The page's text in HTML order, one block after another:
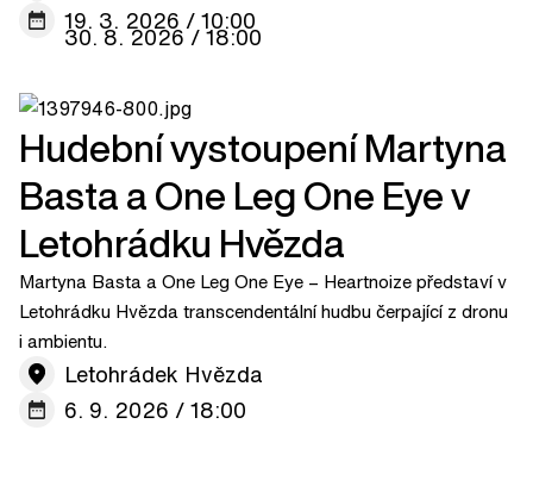
19. 3. 2026 / 10:00
30. 8. 2026 / 18:00
Hudební vystoupení Martyna
Basta a One Leg One Eye v
Letohrádku Hvězda
Martyna Basta a One Leg One Eye – Heartnoize představí v
Letohrádku Hvězda transcendentální hudbu čerpající z dronu
i ambientu.
Letohrádek Hvězda
6. 9. 2026 / 18:00